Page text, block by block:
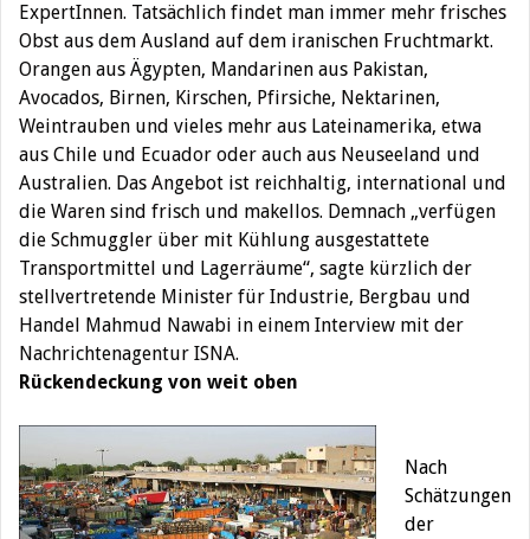
ExpertInnen. Tatsächlich findet man immer mehr frisches
Obst aus dem Ausland auf dem iranischen Fruchtmarkt.
Orangen aus Ägypten, Mandarinen aus Pakistan,
Avocados, Birnen, Kirschen, Pfirsiche, Nektarinen,
Weintrauben und vieles mehr aus Lateinamerika, etwa
aus Chile und Ecuador oder auch aus Neuseeland und
Australien. Das Angebot ist reichhaltig, international und
die Waren sind frisch und makellos. Demnach „verfügen
die Schmuggler über mit Kühlung ausgestattete
Transportmittel und Lagerräume“, sagte kürzlich der
stellvertretende Minister für Industrie, Bergbau und
Handel Mahmud Nawabi in einem Interview mit der
Nachrichtenagentur ISNA.
Rückendeckung von weit oben
Nach
Schätzungen
der